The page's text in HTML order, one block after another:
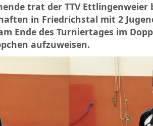
trat der TTV Ettlingenweier
in Friedrichstal mit 2
Ende des Turniertages im
aufzuweisen.